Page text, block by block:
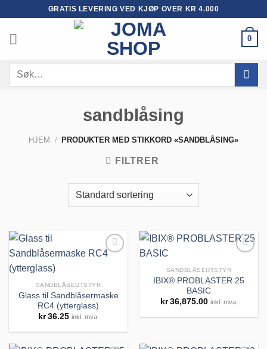
content
GRATIS LEVERING VED KJØP OVER KR 4.000
0
Søk
sandblåsing
HJEM / PRODUKTER MED STIKKORD «SANDBLÅSING»
FILTRER
Legg til
huskeliste
SANDBLÅSEUTSTYR
Glass til Sandblåsermaske
RC4 (ytterglass)
kr 36.25 inkl. mva.
huskeliste
SANDBLÅSEUTSTYR
IBIX® PROBLASTER 25
BASIC
kr 36,875.00 inkl. mva.